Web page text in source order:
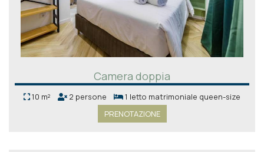
Camera doppia
10 m² 2 persone
1 letto matrimoniale queen-size
PRENOTAZIONE